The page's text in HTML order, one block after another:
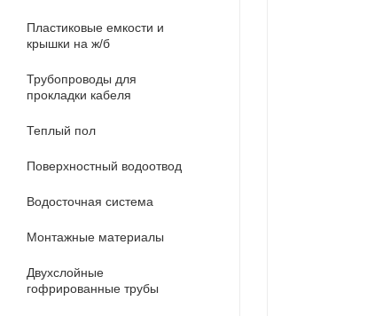
Пластиковые емкости и
крышки на ж/б
Трубопроводы для
прокладки кабеля
Теплый пол
Поверхностный водоотвод
Водосточная система
Монтажные материалы
Двухслойные
гофрированные трубы